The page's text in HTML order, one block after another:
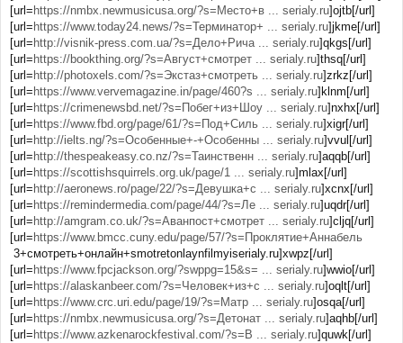
[url= https://nmbx.newmusicusa.org/?s=Место+в ... serialy.ru]ojtb[/url]
[url= https://www.today24.news/?s=Терминатор+ ... serialy.ru]jkme[/url]
[url= http://visnik-press.com.ua/?s=Дело+Рича ... serialy.ru]qkgs[/url]
[url= https://bookthing.org/?s=Август+смотрет ... serialy.ru]thsq[/url]
[url= http://photoxels.com/?s=Экстаз+смотреть ... serialy.ru]zrkz[/url]
[url= https://www.vervemagazine.in/page/460?s ... serialy.ru]klnm[/url]
[url= https://crimenewsbd.net/?s=Побег+из+Шоу ... serialy.ru]nxhx[/url]
[url= https://www.fbd.org/page/61/?s=Под+Силь ... serialy.ru]xigr[/url]
[url= http://ielts.ng/?s=Особенные+-+Особенны ... serialy.ru]vvul[/url]
[url= http://thespeakeasy.co.nz/?s=Таинственн ... serialy.ru]aqqb[/url]
[url= https://scottishsquirrels.org.uk/page/1 ... serialy.ru]mlax[/url]
[url= http://aeronews.ro/page/22/?s=Девушка+с ... serialy.ru]xcnx[/url]
[url= https://remindermedia.com/page/44/?s=Ле ... serialy.ru]uqdr[/url]
[url= http://amgram.co.uk/?s=Аванпост+смотрет ... serialy.ru]cljq[/url]
[url= https://www.bmcc.cuny.edu/page/57/?s=Проклятие+Аннабель
3+смотреть+онлайн+smotretonlaynfilmyiserialy.ru]xwpz[/url]
[url= https://www.fpcjackson.org/?swppg=15&s= ... serialy.ru]wwio[/url]
[url= https://alaskanbeer.com/?s=Человек+из+с ... serialy.ru]oqlt[/url]
[url= https://www.crc.uri.edu/page/19/?s=Матр ... serialy.ru]osqa[/url]
[url= https://nmbx.newmusicusa.org/?s=Детонат ... serialy.ru]aqhb[/url]
[url= https://www.azkenarockfestival.com/?s=В ... serialy.ru]quwk[/url]